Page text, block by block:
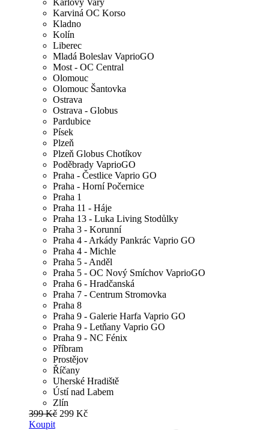
Karlovy Vary
Karviná OC Korso
Kladno
Kolín
Liberec
Mladá Boleslav VaprioGO
Most - OC Central
Olomouc
Olomouc Šantovka
Ostrava
Ostrava - Globus
Pardubice
Písek
Plzeň
Plzeň Globus Chotíkov
Poděbrady VaprioGO
Praha - Čestlice Vaprio GO
Praha - Horní Počernice
Praha 1
Praha 11 - Háje
Praha 13 - Luka Living Stodůlky
Praha 3 - Korunní
Praha 4 - Arkády Pankrác Vaprio GO
Praha 4 - Michle
Praha 5 - Anděl
Praha 5 - OC Nový Smíchov VaprioGO
Praha 6 - Hradčanská
Praha 7 - Centrum Stromovka
Praha 8
Praha 9 - Galerie Harfa Vaprio GO
Praha 9 - Letňany Vaprio GO
Praha 9 - NC Fénix
Příbram
Prostějov
Říčany
Uherské Hradiště
Ústí nad Labem
Zlín
399 Kč 299 Kč
Koupit